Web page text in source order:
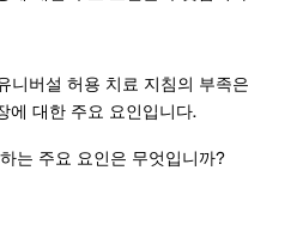
니버설 허용 치료 지침의 부족은
에 대한 주요 요인입니다.
는 주요 요인은 무엇입니까?